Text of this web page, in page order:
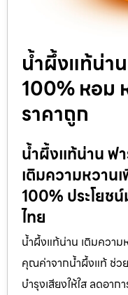
น้ำผึ้งแท้น่า
100% หอม
ราคาถูก
น้ำผึ้งแท้น่าน ฟ
เติมความหวาน
100% ประโยช
ไทย
น้ำผึ้งแท้น่าน เติมควา
คุณค่าจากน้ำผึ้งแท้ ช่ว
บำรุงเสียงให้ใส ลดอา